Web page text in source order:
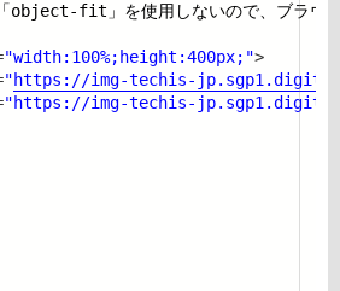
object-fit」を使用しないので、ブラウザ
"width:100%;height:400px;">
"https://img-techis-
"https://img-techis-